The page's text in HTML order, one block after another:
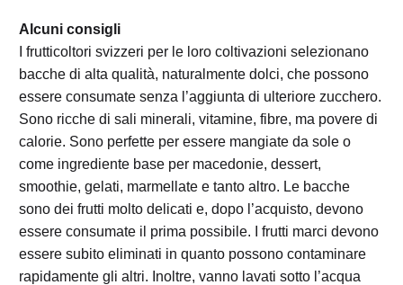
Alcuni consigli
I frutticoltori svizzeri per le loro coltivazioni selezionano
bacche di alta qualità, naturalmente dolci, che possono
essere consumate senza l’aggiunta di ulteriore zucchero.
Sono ricche di sali minerali, vitamine, fibre, ma povere di
calorie. Sono perfette per essere mangiate da sole o
come ingrediente base per macedonie, dessert,
smoothie, gelati, marmellate e tanto altro. Le bacche
sono dei frutti molto delicati e, dopo l’acquisto, devono
essere consumate il prima possibile. I frutti marci devono
essere subito eliminati in quanto possono contaminare
rapidamente gli altri. Inoltre, vanno lavati sotto l’acqua